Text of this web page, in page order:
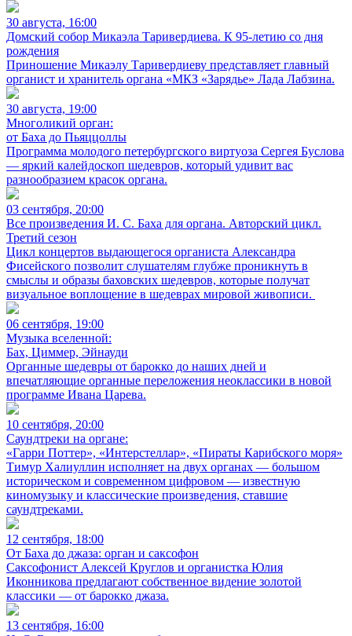
30 августа, 16:00
Домский собор Микаэла Таривердиева. К 95-летию со дня
рождения
Приношение Микаэлу Таривердиеву представляет главный
органист и хранитель органа «МКЗ «Зарядье» Лада Лабзина.
30 августа, 19:00
Многоликий орган:
от Баха до Пьяццоллы
Программа молодого петербургского виртуоза Сергея Буслова
— яркий калейдоскоп шедевров, который удивит вас
разнообразием красок органа.
03 сентября, 20:00
Все произведения И. С. Баха для органа. Авторский цикл.
Третий сезон
Цикл концертов выдающегося органиста Александра
Фисейского позволит слушателям глубже проникнуть в
смыслы и образы баховских шедевров, которые получат
визуальное воплощение в шедеврах мировой живописи.
06 сентября, 19:00
Музыка вселенной:
Бах, Циммер, Эйнауди
Органные шедевры от барокко до наших дней и
впечатляющие органные переложения неоклассики в новой
программе Ивана Царева.
10 сентября, 20:00
Саундтреки на органе:
«Гарри Поттер», «Интерстеллар», «Пираты Карибского моря»
Тимур Халиуллин исполняет на двух органах — большом
историческом и современном цифровом — известную
киномузыку и классические произведения, ставшие
саундтреками.
12 сентября, 18:00
От Баха до джаза: орган и саксофон
Саксофонист Алексей Круглов и органистка Юлия
Иконникова предлагают собственное видение золотой
классики — от барокко джаза.
13 сентября, 16:00